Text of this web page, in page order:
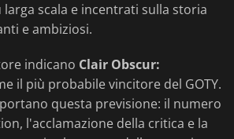
scala e incentrati sulla storia
e ambiziosi.
indicano Clair Obscur:
il più probabile vincitore del GOTY.
questa previsione: il numero
l'acclamazione della critica e la